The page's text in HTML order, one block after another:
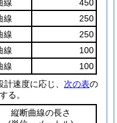
線
450
線
250
線
250
線
100
線
100
速度に応じ、 次の表の
る。
縦断曲線の長さ